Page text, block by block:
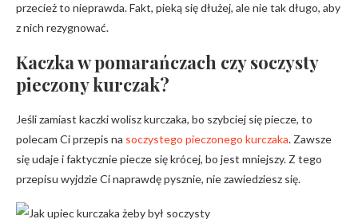
przecież to nieprawda. Fakt, pieką się dłużej, ale nie tak długo, aby
z nich rezygnować.
Kaczka w pomarańczach czy soczysty
pieczony kurczak?
Jeśli zamiast kaczki wolisz kurczaka, bo szybciej się piecze, to
polecam Ci przepis na soczystego pieczonego kurczaka. Zawsze
się udaje i faktycznie piecze się krócej, bo jest mniejszy. Z tego
przepisu wyjdzie Ci naprawdę pysznie, nie zawiedziesz się.